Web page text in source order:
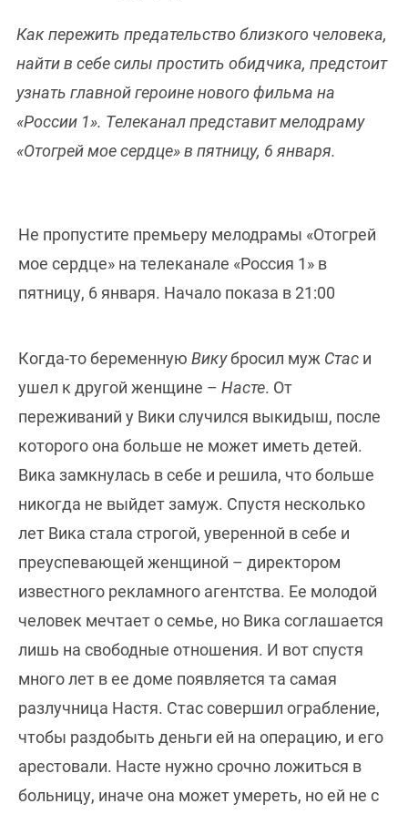
Как пережить предательство близкого человека,
найти в себе силы простить обидчика, предстоит
узнать главной героине нового фильма на
«России 1». Телеканал представит мелодраму
«Отогрей мое сердце» в пятницу, 6 января.
Не пропустите премьеру мелодрамы «Отогрей
мое сердце» на телеканале «Россия 1» в
пятницу, 6 января. Начало показа в 21:00
Когда-то беременную Викубросил муж Стас и
ушел к другой женщине – Насте. От
переживаний у Вики случился выкидыш, после
которого она больше не может иметь детей.
Вика замкнулась в себе и решила, что больше
никогда не выйдет замуж. Спустя несколько
лет Вика стала строгой, уверенной в себе и
преуспевающей женщиной – директором
известного рекламного агентства. Ее молодой
человек мечтает о семье, но Вика соглашается
лишь на свободные отношения. И вот спустя
много лет в ее доме появляется та самая
разлучница Настя. Стас совершил ограбление,
чтобы раздобыть деньги ей на операцию, и его
арестовали. Насте нужно срочно ложиться в
больницу, иначе она может умереть, но ей не с